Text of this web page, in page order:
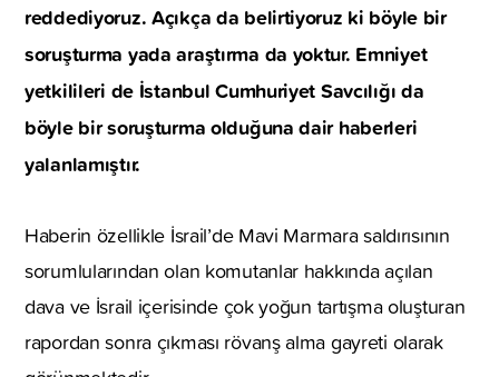
reddediyoruz. Açıkça da belirtiyoruz ki böyle bir
soruşturma yada araştırma da yoktur. Emniyet
yetkilileri de İstanbul Cumhuriyet Savcılığı da
böyle bir soruşturma olduğuna dair haberleri
yalanlamıştır.
Haberin özellikle İsrail’de Mavi Marmara saldırısının
sorumlularından olan komutanlar hakkında açılan
dava ve İsrail içerisinde çok yoğun tartışma oluşturan
rapordan sonra çıkması rövanş alma gayreti olarak